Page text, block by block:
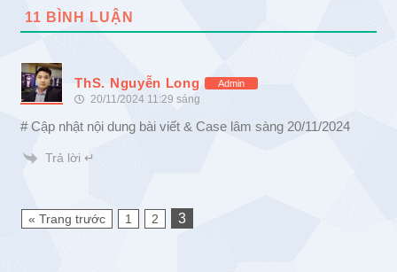
11 BÌNH LUẬN
ThS. Nguyễn Long Admin
20/11/2024 11:29 sáng
# Cập nhật nội dung bài viết & Case lâm sàng 20/11/2024
Trả lời ↵
« Trang trước 1 2 3